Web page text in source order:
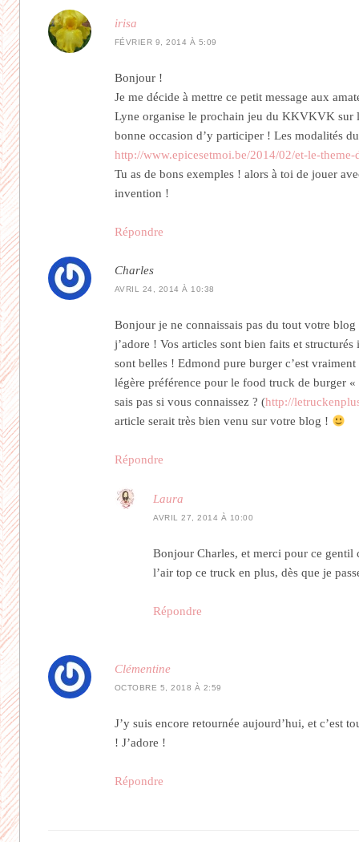
irisa
FÉVRIER 9, 2014 À 5:09
Bonjour !
Je me décide à mettre ce petit message aux
Lyne organise le prochain jeu du KKVKVK sur
bonne occasion d’y participer ! Les modalités
http://www.epicesetmoi.be/2014/02/et-le-
Tu as de bons exemples ! alors à toi de jouer
invention !
Répondre
Charles
AVRIL 24, 2014 À 10:38
Bonjour je ne connaissais pas du tout votre
j’adore ! Vos articles sont bien faits et
sont belles ! Edmond pure burger c’est
légère préférence pour le food truck de burger
sais pas si vous connaissez ? (http://
article serait très bien venu sur votre blog !
Répondre
Laura
AVRIL 27, 2014 À 10:00
Bonjour Charles, et merci pour ce gentil
l’air top ce truck en plus, dès que je
Répondre
Clémentine
OCTOBRE 5, 2018 À 2:59
J’y suis encore retournée aujourd’hui, et c’est
! J’adore !
Répondre